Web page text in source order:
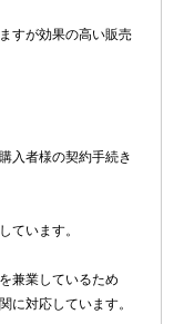
すが効果の高い販売
入者様の契約手続き
ています。
兼業しているため
に対応しています。